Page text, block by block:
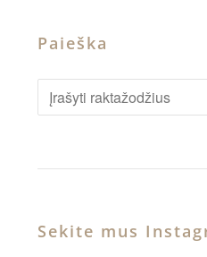
Paieška
Sekite mus